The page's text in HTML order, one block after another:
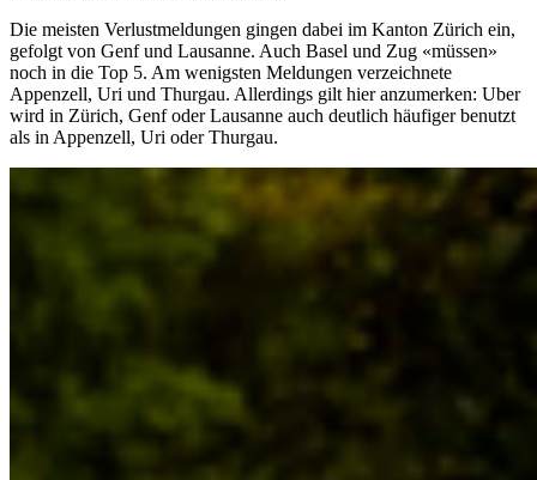
Die meisten Verlustmeldungen gingen dabei im Kanton Zürich ein,
gefolgt von Genf und Lausanne. Auch Basel und Zug «müssen»
noch in die Top 5. Am wenigsten Meldungen verzeichnete
Appenzell, Uri und Thurgau. Allerdings gilt hier anzumerken: Uber
wird in Zürich, Genf oder Lausanne auch deutlich häufiger benutzt
als in Appenzell, Uri oder Thurgau.